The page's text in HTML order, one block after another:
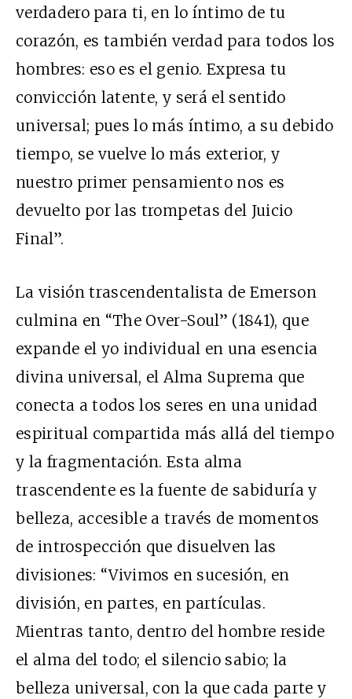
verdadero para ti, en lo íntimo de tu
corazón, es también verdad para todos los
hombres: eso es el genio. Expresa tu
convicción latente, y será el sentido
universal; pues lo más íntimo, a su debido
tiempo, se vuelve lo más exterior, y
nuestro primer pensamiento nos es
devuelto por las trompetas del Juicio
Final”.
La visión trascendentalista de Emerson
culmina en “The Over-Soul” (1841), que
expande el yo individual en una esencia
divina universal, el Alma Suprema que
conecta a todos los seres en una unidad
espiritual compartida más allá del tiempo
y la fragmentación. Esta alma
trascendente es la fuente de sabiduría y
belleza, accesible a través de momentos
de introspección que disuelven las
divisiones: “Vivimos en sucesión, en
división, en partes, en partículas.
Mientras tanto, dentro del hombre reside
el alma del todo; el silencio sabio; la
belleza universal, con la que cada parte y